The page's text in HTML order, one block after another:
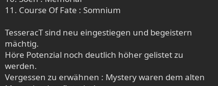
11. Course Of Fate : Somnium
TesseracT sind neu eingestiegen und begeistern
mächtig.
Höre Potenzial noch deutlich höher gelistet zu
werden.
Vergessen zu erwähnen : Mystery waren dem alten